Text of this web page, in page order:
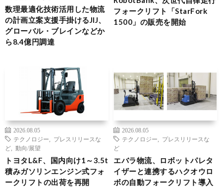
数理最適化技術活用した物流
の計画立案支援手掛けるJIJ、
グローバル・ブレインなどか
ら8.4億円調達
フォークリフト「StarFork
1500」の販売を開始
2026.08.05
テクノロジー
プレスリリースな
ど
動向/展望
トヨタL&F、国内向け1～3.5t
積みガソリンエンジン式フォ
ークリフトの出荷を再開
2026.08.05
テクノロジー
プレスリリースな
ど
エバラ物流、ロボットパレタ
イザーと連携するハクオウロ
ボの自動フォークリフト導入